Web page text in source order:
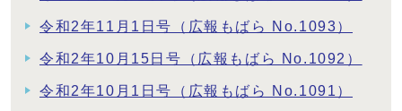
令和2年11月1日号（広報もばら No.1093）
令和2年10月15日号（広報もばら No.1092）
令和2年10月1日号（広報もばら No.1091）